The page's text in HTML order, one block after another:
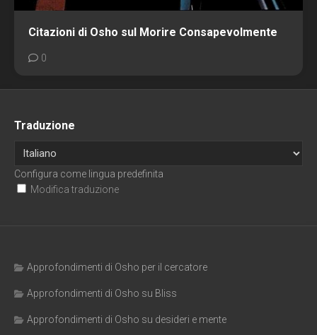
Citazioni di Osho sul Morire Consapevolmente
0
Traduzione
Configura come lingua predefinita
Modifica traduzione
Approfondimenti di Osho per il cercatore
Approfondimenti di Osho su Bliss
Approfondimenti di Osho su desideri e mente